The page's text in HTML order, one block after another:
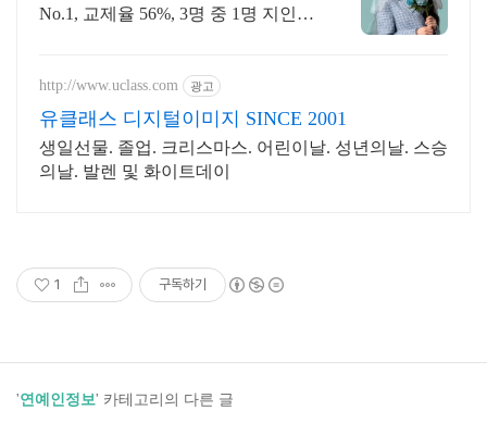
No.1, 교제율 56%, 3명 중 1명 지인소
http://www.uclass.com 광고
유클래스 디지털이미지 SINCE 2001
생일선물. 졸업. 크리스마스. 어린이날. 성년의날. 스승
의날. 발렌 및 화이트데이
1 구독하기
'연예인정보' 카테고리의 다른 글